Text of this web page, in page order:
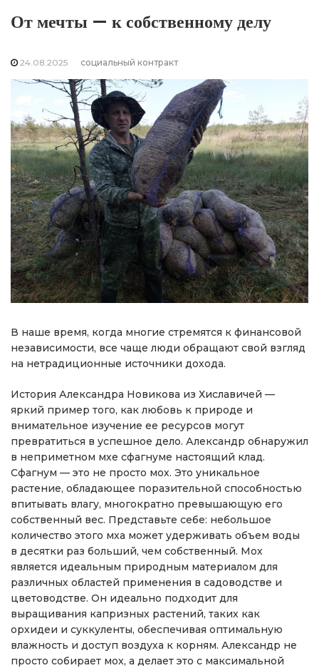
От мечты — к собственному делу
24.08.2025 социальный контракт
В наше время, когда многие стремятся к финансовой
независимости, все чаще люди обращают свой взгляд
на нетрадиционные источники дохода.
История Александра Новикова из Хиславичей —
яркий пример того, как любовь к природе и
внимательное изучение ее ресурсов могут
превратиться в успешное дело. Александр обнаружил
в неприметном мхе сфагнуме настоящий клад.
Сфагнум — это не просто мох. Это уникальное
растение, обладающее поразительной способностью
впитывать влагу, многократно превышающую его
собственный вес. Представьте себе: небольшое
количество этого мха может удерживать объем воды
в десятки раз больший, чем собственный. Мох
является идеальным природным материалом для
различных областей применения в садоводстве и
цветоводстве. Он идеально подходит для
выращивания капризных растений, таких как
орхидеи и суккуленты, обеспечивая оптимальную
влажность и доступ воздуха к корням. Александр не
просто собирает мох, а делает это с максимальной